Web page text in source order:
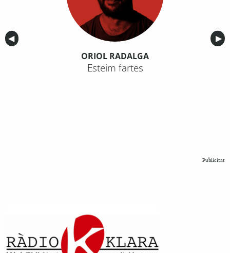
Anterior
◀︎ ▶︎
ORIOL RADALGA
Esteim fartes
Publicitat